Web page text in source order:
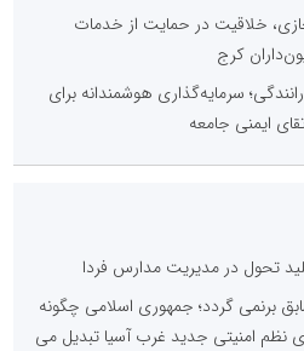
خلاقیت در حمایت از خدمات
کرج
سرمایه‌گذاری هوشمندانه برای
ایمنی جامعه
تحول در مدیریت مدارس فردا
برنمی گردد؛ جمهوری اسلامی چگونه
نظم امنیتی جدید غرب آسیا تبدیل می